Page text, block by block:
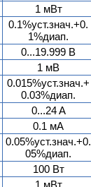
1 мВт
0.1%уст.знач.+0.
1%диап.
0...19.999 В
1 мВ
0.015%уст.знач.+
0.03%диап.
0...24 A
0.1 мА
0.05%уст.знач.+0.
05%диап.
100 Вт
1 мВт